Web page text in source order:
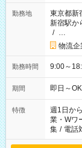
勤務地
東京都新
新宿駅か
/ …
物流企
勤務時間 9:00～
期間 即日～
特徴 週1日か
業・Wワ
集 / 電話